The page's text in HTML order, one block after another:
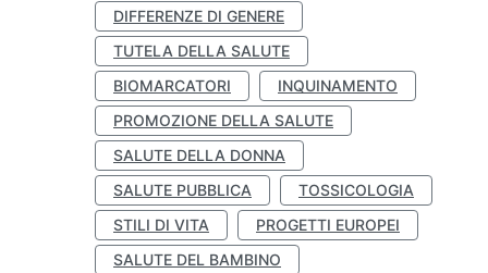
DIFFERENZE DI GENERE
TUTELA DELLA SALUTE
BIOMARCATORI
INQUINAMENTO
PROMOZIONE DELLA SALUTE
SALUTE DELLA DONNA
SALUTE PUBBLICA
TOSSICOLOGIA
STILI DI VITA
PROGETTI EUROPEI
SALUTE DEL BAMBINO